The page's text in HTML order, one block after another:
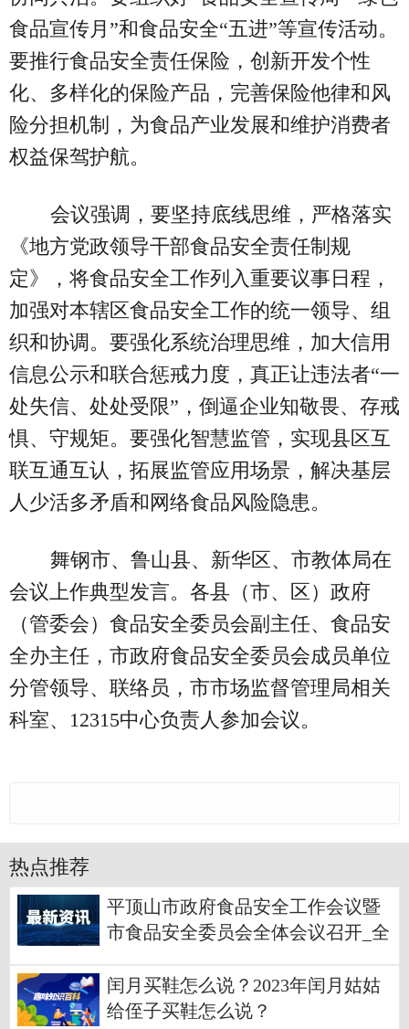
食品宣传月”和食品安全“五进”等宣传活动。
要推行食品安全责任保险，创新开发个性
化、多样化的保险产品，完善保险他律和风
险分担机制，为食品产业发展和维护消费者
权益保驾护航。
会议强调，要坚持底线思维，严格落实
《地方党政领导干部食品安全责任制规
定》，将食品安全工作列入重要议事日程，
加强对本辖区食品安全工作的统一领导、组
织和协调。要强化系统治理思维，加大信用
信息公示和联合惩戒力度，真正让违法者“一
处失信、处处受限”，倒逼企业知敬畏、存戒
惧、守规矩。要强化智慧监管，实现县区互
联互通互认，拓展监管应用场景，解决基层
人少活多矛盾和网络食品风险隐患。
舞钢市、鲁山县、新华区、市教体局在
会议上作典型发言。各县（市、区）政府
（管委会）食品安全委员会副主任、食品安
全办主任，市政府食品安全委员会成员单位
分管领导、联络员，市市场监督管理局相关
科室、12315中心负责人参加会议。
热点推荐
平顶山市政府食品安全工作会议暨
市食品安全委员会全体会议召开_全
闰月买鞋怎么说？2023年闰月姑姑
给侄子买鞋怎么说？